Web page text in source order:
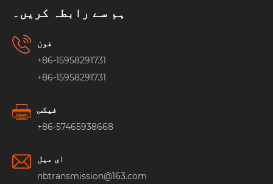
ہم سے رابطہ کریں۔
فون
+86-15958291731
+86-15958291731
فیکس
+86-57465938668
ای میل
nbtransmission@163.com